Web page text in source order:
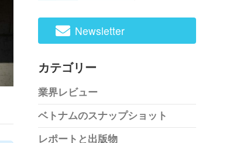
Newsletter
カテゴリー
業界レビュー
ベトナムのスナップショット
レポートと出版物